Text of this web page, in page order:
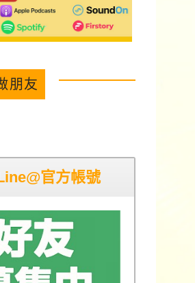
朋友
官方帳號